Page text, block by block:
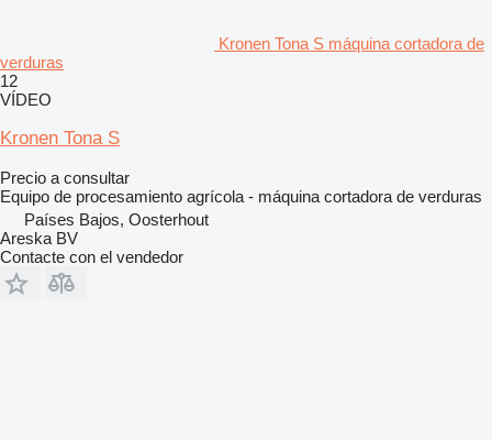
Kronen Tona S máquina cortadora de
verduras
12
VÍDEO
Kronen Tona S
Precio a consultar
Equipo de procesamiento agrícola - máquina cortadora de verduras
Países Bajos, Oosterhout
Areska BV
Contacte con el vendedor